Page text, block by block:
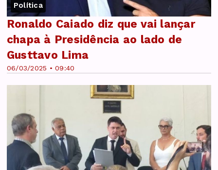
Política
06/03/2025 • 09:40
Ronaldo Caiado diz que vai lançar
chapa à Presidência ao lado de
Gusttavo Lima